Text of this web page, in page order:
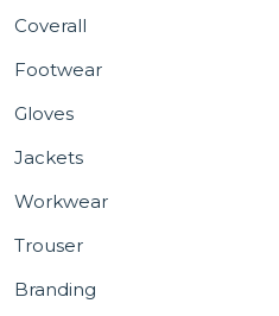
Coverall
Footwear
Gloves
Jackets
Workwear
Trouser
Branding